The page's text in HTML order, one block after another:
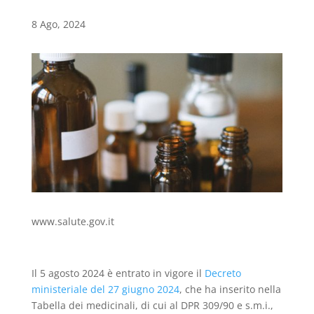
8 Ago, 2024
www.salute.gov.it
Il 5 agosto 2024 è entrato in vigore il Decreto
ministeriale del 27 giugno 2024, che ha inserito nella
Tabella dei medicinali, di cui al DPR 309/90 e s.m.i.,